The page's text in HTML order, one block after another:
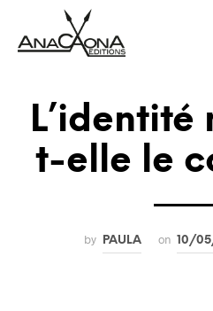
L’identité
t-elle le
by PAULA on 10/